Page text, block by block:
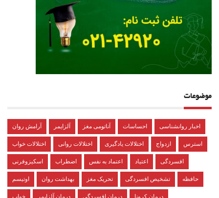
موضوعات
آرامش روان آلزایمر آناتومی مغز احساسات اخبار روانشناسی
اختلالات خواب اختلالات روانی اختلالات یادگیری ازدواج استرس
اسکیزوفرنی اضطراب اعتماد به نفس اعتیاد افسردگی
اوتیسم بهداشت روان تحریک مغز تشخیص افسردگی حافظه